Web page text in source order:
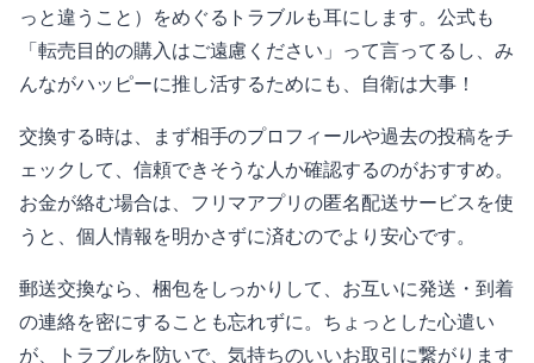
っと違うこと）をめぐるトラブルも耳にします。公式も
「転売目的の購入はご遠慮ください」って言ってるし、み
んながハッピーに推し活するためにも、自衛は大事！
交換する時は、まず相手のプロフィールや過去の投稿をチ
ェックして、信頼できそうな人か確認するのがおすすめ。
お金が絡む場合は、フリマアプリの匿名配送サービスを使
うと、個人情報を明かさずに済むのでより安心です。
郵送交換なら、梱包をしっかりして、お互いに発送・到着
の連絡を密にすることも忘れずに。ちょっとした心遣い
が、トラブルを防いで、気持ちのいいお取引に繋がります